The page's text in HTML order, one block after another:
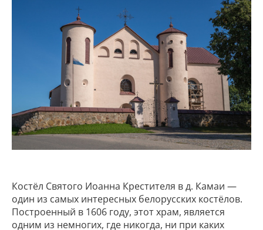
Костёл Святого Иоанна Крестителя в д. Камаи —
один из самых интересных белорусских костёлов.
Построенный в 1606 году, этот храм, является
одним из немногих, где никогда, ни при каких